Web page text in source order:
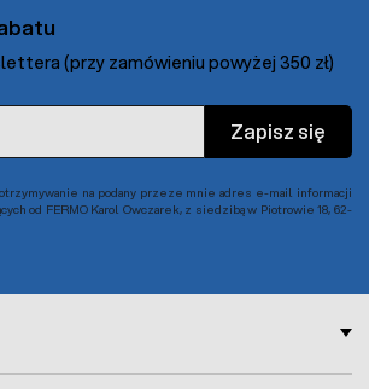
(przy zamówieniu powyżej 350 zł)
Zapisz się
na podany przeze mnie adres e-mail informacji
od FERMO Karol Owczarek, z siedzibą w Piotrowie 18, 62-